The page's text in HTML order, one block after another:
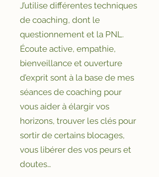
J’utilise différentes techniques
de coaching, dont le
questionnement et la PNL.
Écoute active, empathie,
bienveillance et ouverture
d’exprit sont à la base de mes
séances de coaching pour
vous aider à élargir vos
horizons, trouver les clés pour
sortir de certains blocages,
vous libérer des vos peurs et
doutes…